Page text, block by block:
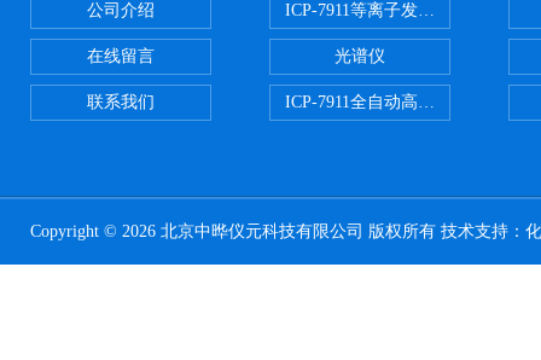
公司介绍
在线留言
联系我们
ICP-7911等离子发射光谱
光谱仪
ICP-7911全自动高压开关电源供
Copyright © 2026 北京中晔仪元科技有限公司 版权所有 技术支持：